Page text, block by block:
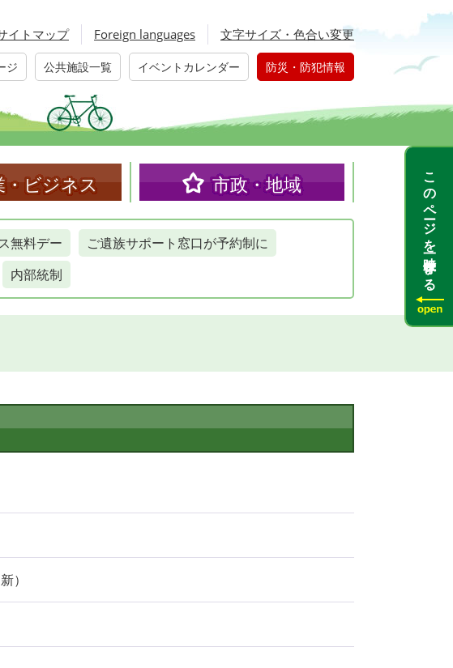
イトマップ Foreign languages 文字サイズ・色合い変更
ジ 公共施設一覧 イベントカレンダー 防災・防犯情報
・ビジネス 市政・地域
無料デー
ご遺族サポート窓口が予約制に
内部統制 このページを一時保存する